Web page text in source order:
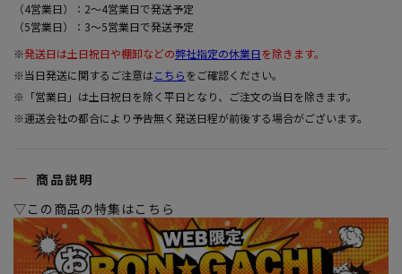
（4営業日）：2～4営業日で発送予定
（5営業日）：3～5営業日で発送予定
※発送日は土日祝日や棚卸などの弊社指定の休業日を除きます。
※当日発送に関するご注意はこちらをご確認ください。
※「営業日」は土日祝日を除く平日となり、ご注文の当日を除きます。
※運送会社の都合により予告無く発送日程が前後する場合がございます。
商品説明
▽この商品の特集はこちら